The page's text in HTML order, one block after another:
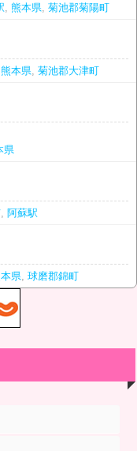
熊本県, 菊池郡菊陽町
熊本県, 菊池郡大津町
県
, 阿蘇駅
県, 球磨郡錦町